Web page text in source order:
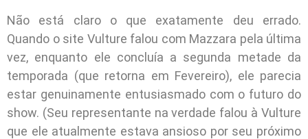
Não está claro o que exatamente deu errado.
Quando o site Vulture falou com Mazzara pela última
vez, enquanto ele concluía a segunda metade da
temporada (que retorna em Fevereiro), ele parecia
estar genuinamente entusiasmado com o futuro do
show. (Seu representante na verdade falou à Vulture
que ele atualmente estava ansioso por seu próximo